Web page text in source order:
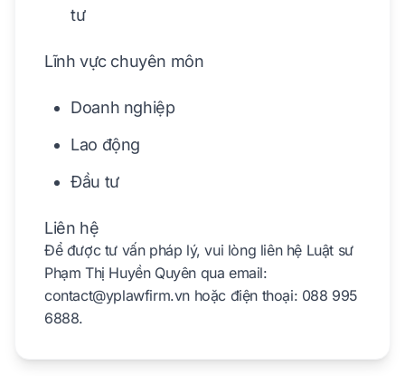
tư
Lĩnh vực chuyên môn
Doanh nghiệp
Lao động
Đầu tư
Liên hệ
Để được tư vấn pháp lý, vui lòng liên hệ Luật sư
Phạm Thị Huyền Quyên qua email:
contact@yplawfirm.vn hoặc điện thoại: 088 995
6888.